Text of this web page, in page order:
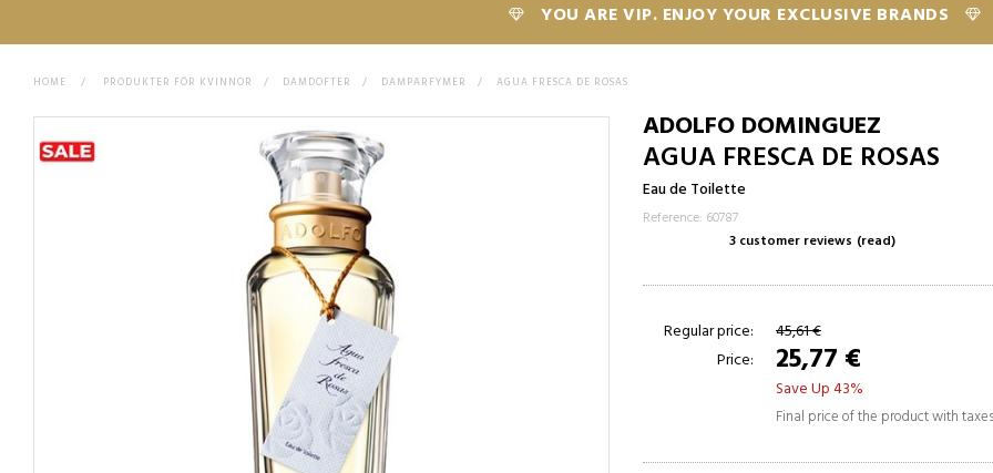
YOU ARE VIP. ENJOY YOUR EXCLUSIVE BRANDS
HOME > PRODUKTER FÖR KVINNOR > DAMDOFTER > DAMPARFYMER > AGUA FRESCA DE ROSAS
ADOLFO DOMINGUEZ
AGUA FRESCA DE ROSAS
Eau de Toilette
Reference: 60787
3 customer reviews (read)
Regular price:
45,61 €
Price:
25,77 €
Save Up 43%
Final price of the product with